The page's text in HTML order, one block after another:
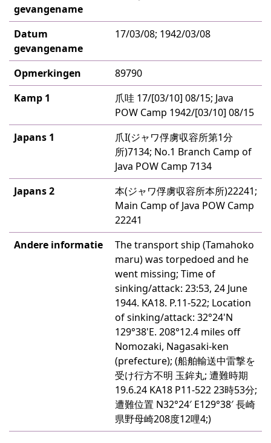
gevangename
Datum
gevangename
17/03/08; 1942/03/08
Opmerkingen
89790
Kamp 1
爪哇 17/[03/10] 08/15; Java
POW Camp 1942/[03/10] 08/15
Japans 1
爪I(ジャワ俘虜収容所第1分
所)7134; No.1 Branch Camp of
Java POW Camp 7134
Japans 2
本(ジャワ俘虜収容所本所)22241;
Main Camp of Java POW Camp
22241
Andere informatie
The transport ship (Tamahoko
maru) was torpedoed and he
went missing; Time of
sinking/attack: 23:53, 24 June
1944. KA18. P.11-522; Location
of sinking/attack: 32°24'N
129°38'E. 208°12.4 miles off
Nomozaki, Nagasaki-ken
(prefecture); (船舶輸送中雷撃を
受け行方不明 玉鉾丸; 遭難時期
19.6.24 KA18 P11-522 23時53分;
遭難位置 N32°24′ E129°38′ 長崎
県野母崎208度12哩4;)